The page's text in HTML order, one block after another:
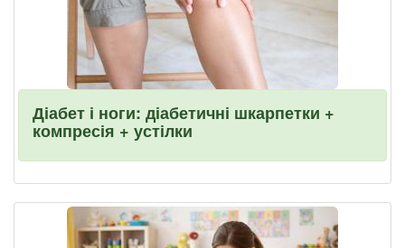
Діабет і ноги: діабетичні шкарпетки +
компресія + устілки